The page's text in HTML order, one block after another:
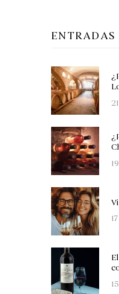
ENTRADAS